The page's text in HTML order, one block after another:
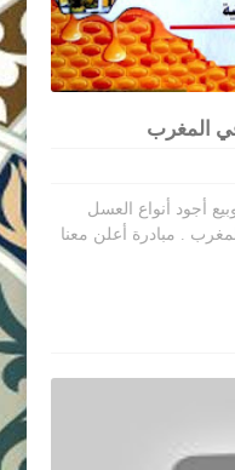
في المغرب
أجود أنواع العسل
. مبادرة أعلن معنا